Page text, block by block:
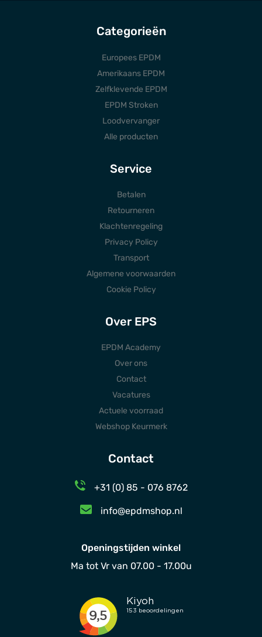
Categorieën
Europees EPDM
Amerikaans EPDM
Zelfklevende EPDM
EPDM Stroken
Loodvervanger
Alle producten
Service
Betalen
Retourneren
Klachtenregeling
Privacy Policy
Transport
Algemene voorwaarden
Cookie Policy
Over EPS
EPDM Academy
Over ons
Contact
Vacatures
Actuele voorraad
Webshop Keurmerk
Contact
+31 (0) 85 - 076 8762
info@epdmshop.nl
Openingstijden winkel
Ma tot Vr van 07.00 - 17.00u